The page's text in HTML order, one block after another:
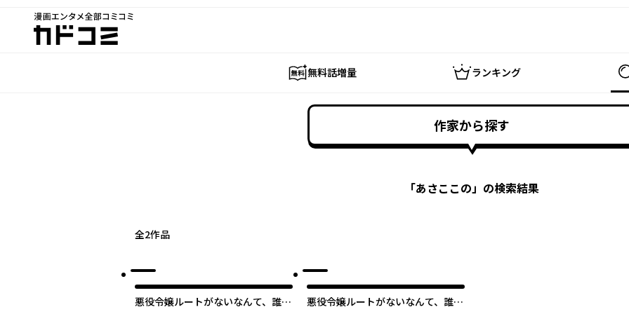
漫画エンタメ全部コミコミ
カドコミ
無料話増量 ランキング
作家から探す
「あさここの」の検索結果
全2作品
悪役令嬢ルートがないなんて、誰が
悪役令嬢ルートがないなんて、誰が